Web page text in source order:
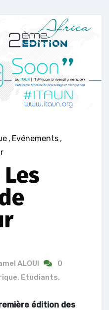
, Evénements ,
Les
ALOUI
0
, Etudiants,
édition des